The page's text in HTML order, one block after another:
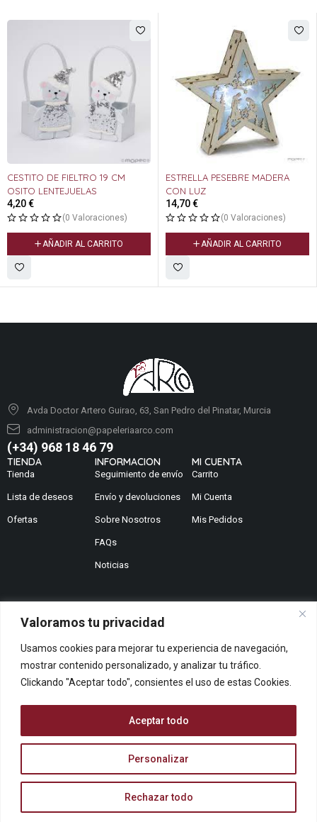
Valoramos tu privacidad
Usamos cookies para mejorar tu experiencia de navegación,
mostrar contenido personalizado, y analizar tu tráfico.
Clickando "Aceptar todo", consientes el uso de estas Cookies.
Personalizar
Rechazar todo
Aceptar todo
CESTITO DE FIELTRO 19 CM
OSITO LENTEJUELAS
4,20€
(0 Valoraciones)
AÑADIR AL CARRITO
ESTRELLA PESEBRE MADERA
CON LUZ
14,70€
(0 Valoraciones)
AÑADIR AL CARRITO
Avda Doctor Artero Guirao, 63, San Pedro del Pinatar, Murcia
administracion@papeleriaarco.com
(+34) 968 18 46 79
TIENDA
Tienda
Lista de deseos
Ofertas
INFORMACION
Seguimiento de envío
Envío y devoluciones
Sobre Nosotros
FAQs
Noticias
MI CUENTA
Carrito
Mi Cuenta
Mis Pedidos
Contáctanos
¿Te podemos ayudar?
Queremos saber tu opinión
© ARCOPAPEL 2006 S.L. | Todos los derechos reservados